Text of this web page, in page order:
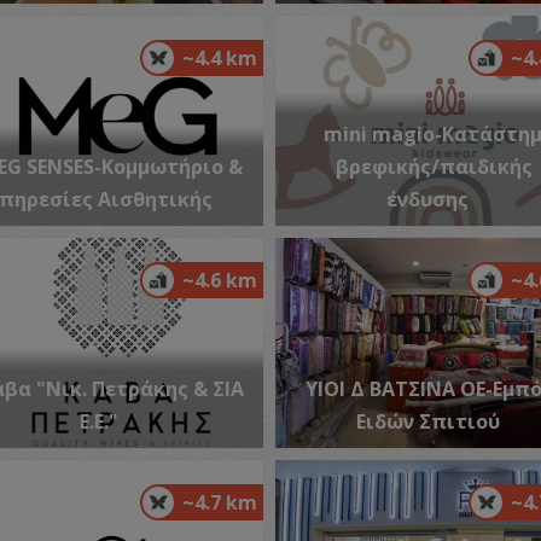
~4.4 km
SENSES-Κομμωτήριο &
Αισθητικής
mini magio-
βρεφικής/παιδικής
ένδυσης
~4.6 km
"Νικ. Πετράκης & ΣΙΑ
Ε.Ε."
ΥΙΟΙ Δ ΒΑΤΣΙΝΑ ΟΕ-
Ειδών Σπιτιού
~4.7 km